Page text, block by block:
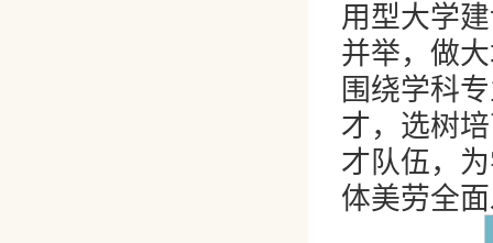
用型大学
并举，做
围绕学科
才，选树
才队伍，
体美劳全